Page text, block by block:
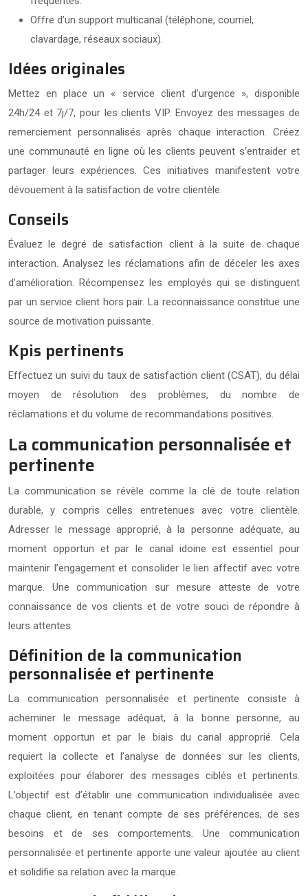
Offre d’un support multicanal (téléphone, courriel,
clavardage, réseaux sociaux).
Idées originales
Mettez en place un « service client d’urgence », disponible
24h/24 et 7j/7, pour les clients VIP. Envoyez des messages de
remerciement personnalisés après chaque interaction. Créez
une communauté en ligne où les clients peuvent s’entraider et
partager leurs expériences. Ces initiatives manifestent votre
dévouement à la satisfaction de votre clientèle.
Conseils
Évaluez le degré de satisfaction client à la suite de chaque
interaction. Analysez les réclamations afin de déceler les axes
d’amélioration. Récompensez les employés qui se distinguent
par un service client hors pair. La reconnaissance constitue une
source de motivation puissante.
Kpis pertinents
Effectuez un suivi du taux de satisfaction client (CSAT), du délai
moyen de résolution des problèmes, du nombre de
réclamations et du volume de recommandations positives.
La communication personnalisée et
pertinente
La communication se révèle comme la clé de toute relation
durable, y compris celles entretenues avec votre clientèle.
Adresser le message approprié, à la personne adéquate, au
moment opportun et par le canal idoine est essentiel pour
maintenir l’engagement et consolider le lien affectif avec votre
marque. Une communication sur mesure atteste de votre
connaissance de vos clients et de votre souci de répondre à
leurs attentes.
Définition de la communication
personnalisée et pertinente
La communication personnalisée et pertinente consiste à
acheminer le message adéquat, à la bonne personne, au
moment opportun et par le biais du canal approprié. Cela
requiert la collecte et l’analyse de données sur les clients,
exploitées pour élaborer des messages ciblés et pertinents.
L’objectif est d’établir une communication individualisée avec
chaque client, en tenant compte de ses préférences, de ses
besoins et de ses comportements. Une communication
personnalisée et pertinente apporte une valeur ajoutée au client
et solidifie sa relation avec la marque.